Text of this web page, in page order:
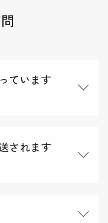
ています
されます